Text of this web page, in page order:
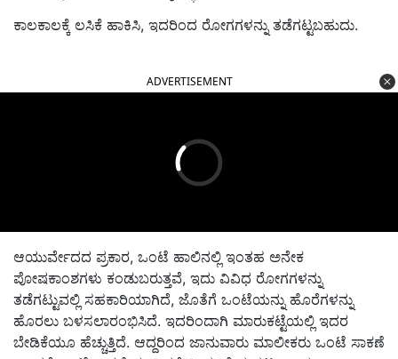
ಕಾಲಕಾಲಕ್ಕೆ ಲಸಿಕೆ ಹಾಕಿಸಿ, ಇದರಿಂದ ರೋಗಗಳನ್ನು ತಡೆಗಟ್ಟಬಹುದು.
ADVERTISEMENT
ಆಯುರ್ವೇದದ ಪ್ರಕಾರ, ಒಂಟೆ ಹಾಲಿನಲ್ಲಿ ಇಂತಹ ಅನೇಕ
ಪೋಷಕಾಂಶಗಳು ಕಂಡುಬರುತ್ತವೆ, ಇದು ವಿವಿಧ ರೋಗಗಳನ್ನು
ತಡೆಗಟ್ಟುವಲ್ಲಿ ಸಹಕಾರಿಯಾಗಿದೆ, ಜೊತೆಗೆ ಒಂಟೆಯನ್ನು ಹೊರೆಗಳನ್ನು
ಹೊರಲು ಬಳಸಲಾರಂಭಿಸಿದೆ. ಇದರಿಂದಾಗಿ ಮಾರುಕಟ್ಟೆಯಲ್ಲಿ ಇದರ
ಬೇಡಿಕೆಯೂ ಹೆಚ್ಚುತ್ತಿದೆ. ಆದ್ದರಿಂದ ಜಾನುವಾರು ಮಾಲೀಕರು ಒಂಟೆ ಸಾಕಣೆ